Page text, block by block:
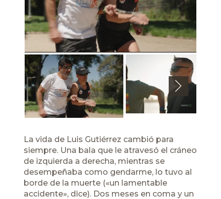
La vida de Luis Gutiérrez cambió para
siempre. Una bala que le atravesó el cráneo
de izquierda a derecha, mientras se
desempeñaba como gendarme, lo tuvo al
borde de la muerte («un lamentable
accidente», dice). Dos meses en coma y un